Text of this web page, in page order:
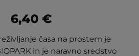
6,40 €
časa na prostem je
in je naravno sredstvo